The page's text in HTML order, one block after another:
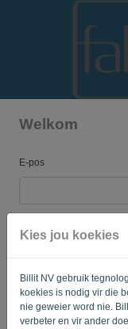
Kies jou koekies
Billit NV gebruik
koekies is nodig vir die
nie geweier word nie.
verbeter en vir ander
Welkom
E-pos
Onthou my